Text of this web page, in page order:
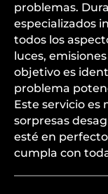
problemas.
especializados
todos los
luces,
objetivo es
problema
Este servicio
sorpresas
esté en
cumpla con